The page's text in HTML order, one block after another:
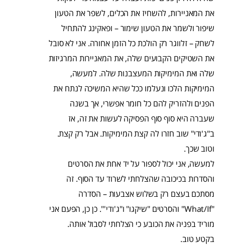
את המאניירות, להשחיז את הכלים, לשפר את הטעון
שיפור ולשמר את הטעון שימור – ופאקינג להתחיל
לשחק – זלווגר רק הולכת כל הזמן אחורה. אני לא סובל
את השטיקים הקבועים שלה, את המאניירות המרגיזות
שלה ואת המימיקות המעצבנות שלה. למעשה,
המימיקות הלכו ונעלמו ככל שהיא המשיכה לנתח את
הפנים ולהזריק להם כל חומר אפשרי, אך בשנה
שעברה היא סוף סוף הפסיקה לעשות את זה, אז
ב"ג'ודי" שוב חזרו לה קצת המימיקות. אבל רק קצת.
וטוב שכך.
למעשה, אני יכול לספור על יד אחת את הסרטים
והסדרות בכיכובה שהצלחתי לשרוד עד הסוף. זה
מסתכם בעצם רק בשלוש אצבעות – הסדרה
"What/If" והסרטים "שיקגו" ו"ג'ודי'". כן כן, הפעם אני
מוריד בפניה את הכובע כי הצלחתי לסבול אותה.
בקטע טוב.